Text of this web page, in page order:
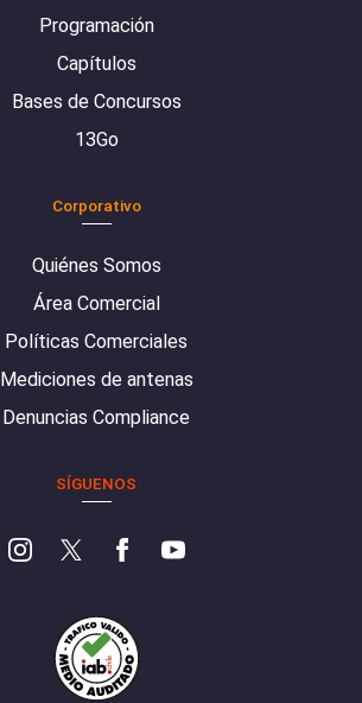
Programación
Capítulos
Bases de Concursos
13Go
Corporativo
Quiénes Somos
Área Comercial
Políticas Comerciales
Mediciones de antenas
Denuncias Compliance
SÍGUENOS